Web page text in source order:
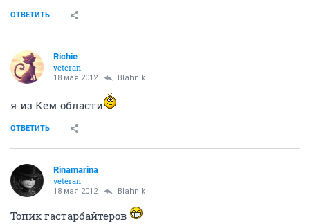
ОТВЕТИТЬ
Richie
veteran
18 мая 2012 Blahnik
я из Кем области
ОТВЕТИТЬ
Rinamarina
veteran
18 мая 2012 Blahnik
Топик гастарбайтеров